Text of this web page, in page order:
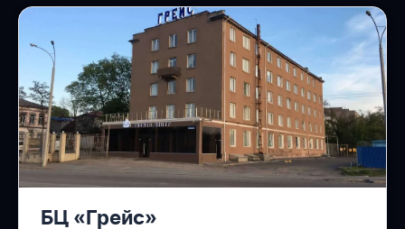
БЦ «Грейс»